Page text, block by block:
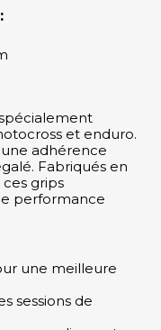
et enduro.
adhérence
Fabriqués en
grips
performance
une meilleure
sessions de